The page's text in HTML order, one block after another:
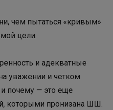
чем пытаться «кривым»
цели.
и адекватные
уважении и четком
и почему — это еще
которыми пронизана ШШ.